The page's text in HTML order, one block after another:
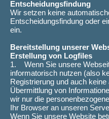
Entscheidungsfindung
Wir setzen keine
Entscheidungsfindung oder
ein.
Bereitstellung unserer
Erstellung von Logfiles
1. Wenn Sie unsere
informatorisch nutzen (also
Registrierung und auch keine
Übermittlung von
wir nur die
Ihr Browser an unseren
Wenn Sie unsere Website